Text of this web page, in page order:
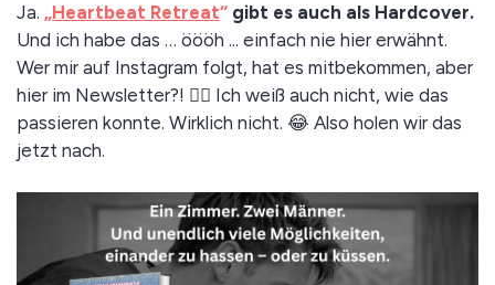
Ja. „Heartbeat Retreat“ gibt es auch als Hardcover.
Und ich habe das … öööh ... einfach nie hier erwähnt.
Wer mir auf Instagram folgt, hat es mitbekommen, aber
hier im Newsletter?! 🤷‍♀️ Ich weiß auch nicht, wie das
passieren konnte. Wirklich nicht. 😂 Also holen wir das
jetzt nach.